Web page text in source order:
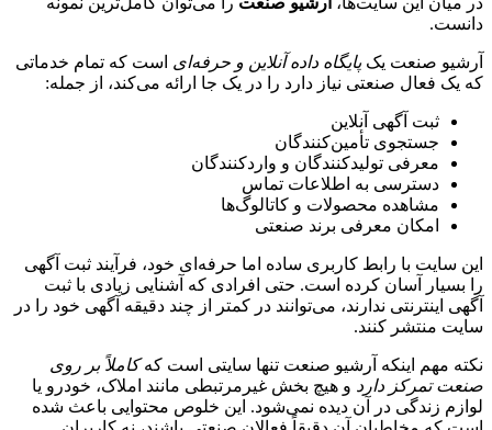
دانست.
آرشیو صنعت یکپایگاه داده آنلاین و حرفه‌ای است که تمام خدماتی
که یک فعال صنعتی نیاز دارد را در یک جا ارائه می‌کند، از جمله:
ثبت آگهی آنلاین
جستجوی تأمین‌کنندگان
معرفی تولیدکنندگان و واردکنندگان
دسترسی به اطلاعات تماس
مشاهده محصولات و کاتالوگ‌ها
امکان معرفی برند صنعتی
این سایت با رابط کاربری ساده اما حرفه‌ای خود، فرآیند ثبت آگهی
را بسیار آسان کرده است. حتی افرادی که آشنایی زیادی با ثبت
آگهی اینترنتی ندارند، می‌توانند در کمتر از چند دقیقه آگهی خود را در
سایت منتشر کنند.
نکته مهم اینکه آرشیو صنعت تنها سایتی است کهکاملاً بر روی
صنعت تمرکز دارد و هیچ بخش غیرمرتبطی مانند املاک، خودرو یا
لوازم زندگی در آن دیده نمی‌شود. این خلوص محتوایی باعث شده